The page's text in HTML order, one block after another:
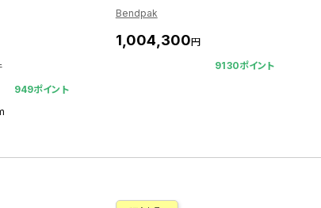
949ポイント
Bendpak
1,004,300円
9130ポイント